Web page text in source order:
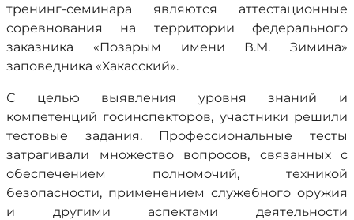
тренинг-семинара являются аттестационные
соревнования на территории федерального
заказника «Позарым имени В.М. Зимина»
заповедника «Хакасский».
С целью выявления уровня знаний и
компетенций госинспекторов, участники решили
тестовые задания. Профессиональные тесты
затрагивали множество вопросов, связанных с
обеспечением полномочий, техникой
безопасности, применением служебного оружия
и другими аспектами деятельности